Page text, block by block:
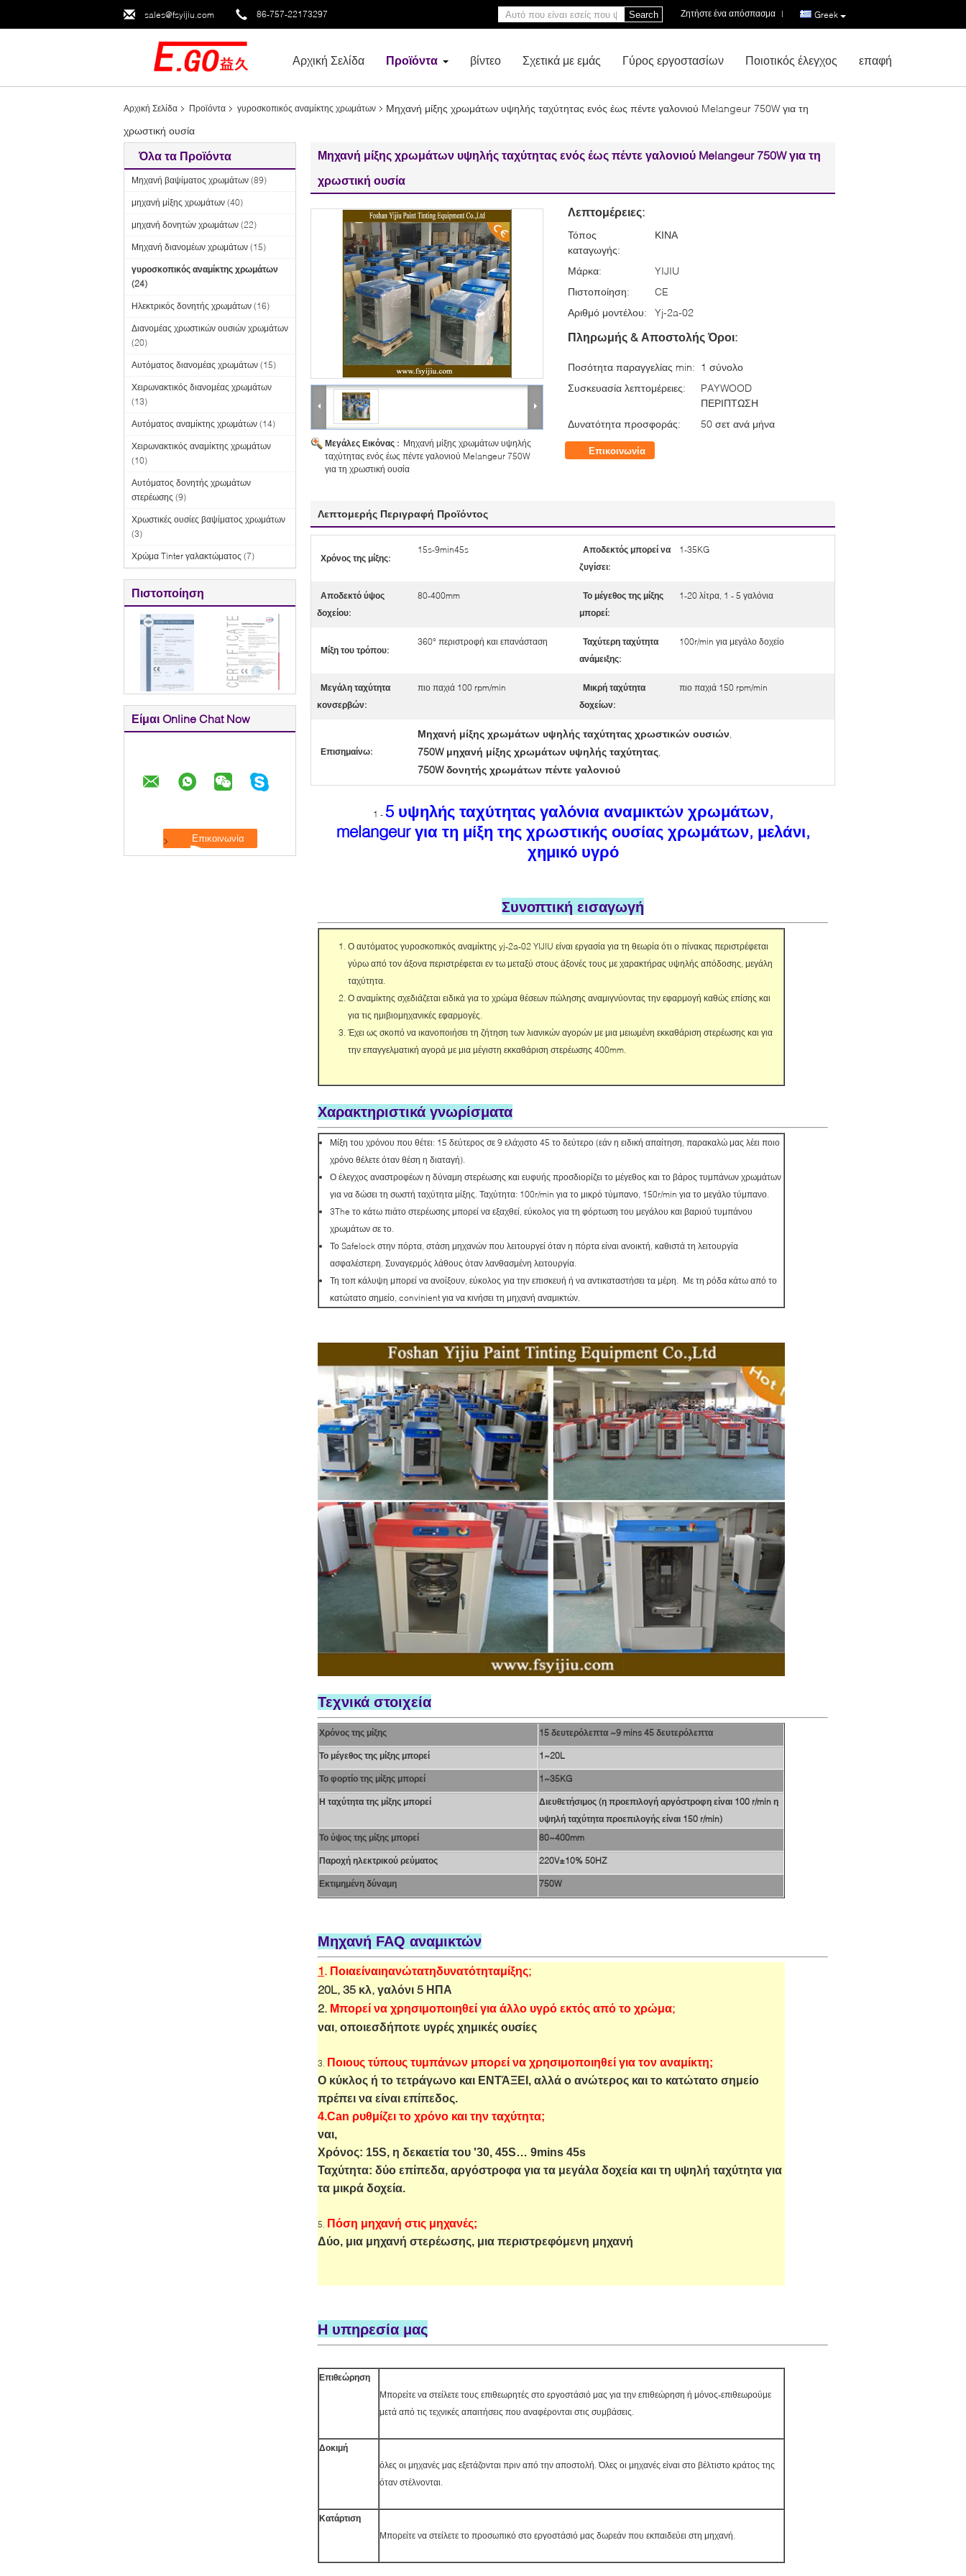
sales@fsyijiu.com 86-757-22173297 Greek
Ζητήστε ένα απόσπασμα |
Search
Αρχική Σελίδα Προϊόντα βίντεο Σχετικά με εμάς Γύρος εργοστασίων Ποιοτικός έλεγχος επαφή
Αρχική Σελίδα Προϊόντα γυροσκοπικός αναμίκτης χρωμάτων
Μηχανή μίξης χρωμάτων υψηλής ταχύτητας ενός έως πέντε γαλονιού Melangeur 750W για τη
χρωστική ουσία
Όλα τα Προϊόντα
Μηχανή βαψίματος χρωμάτων (89)
μηχανή μίξης χρωμάτων (40)
μηχανή δονητών χρωμάτων (22)
Μηχανή διανομέων χρωμάτων (15)
γυροσκοπικός αναμίκτης χρωμάτων
(24)
Ηλεκτρικός δονητής χρωμάτων (16)
Διανομέας χρωστικών ουσιών χρωμάτων
(20)
Αυτόματος διανομέας χρωμάτων (15)
Χειρωνακτικός διανομέας χρωμάτων
(13)
Αυτόματος αναμίκτης χρωμάτων (14)
Χειρωνακτικός αναμίκτης χρωμάτων
(10)
Αυτόματος δονητής χρωμάτων
στερέωσης (9)
Χρωστικές ουσίες βαψίματος χρωμάτων
(3)
Χρώμα Tinter γαλακτώματος (7)
Πιστοποίηση
Είμαι Online Chat Now
Μηχανή μίξης χρωμάτων υψηλής ταχύτητας ενός έως πέντε γαλονιού Melangeur 750W για τη
χρωστική ουσία
Μεγάλες Εικόνας : Μηχανή μίξης χρωμάτων υψηλής
ταχύτητας ενός έως πέντε γαλονιού Melangeur 750W
για τη χρωστική ουσία
Λεπτομέρειες:
Τόπος
καταγωγής:
ΚΙΝΑ
Μάρκα:
YIJIU
Πιστοποίηση:
CE
Αριθμό μοντέλου:
Yj-2a-02
Πληρωμής & Αποστολής Όροι:
Ποσότητα παραγγελίας min: 1 σύνολο
Συσκευασία λεπτομέρειες:
PAYWOOD
ΠΕΡΙΠΤΩΣΗ
Δυνατότητα προσφοράς:
50 σετ ανά μήνα
Επικοινωνία
Λεπτομερής Περιγραφή Προϊόντος
Χρόνος της μίξης:
15s-9min45s
Αποδεκτός μπορεί να
ζυγίσει:
1-35KG
Αποδεκτό ύψος
δοχείου:
80-400mm
Το μέγεθος της μίξης
μπορεί:
1-20 λίτρα, 1 - 5 γαλόνια
Μίξη του τρόπου:
360° περιστροφή και επανάσταση
Ταχύτερη ταχύτητα
ανάμειξης:
100r/min για μεγάλο δοχείο
Μεγάλη ταχύτητα
κονσερβών:
πιο παχιά 100 rpm/min
Μικρή ταχύτητα
δοχείων:
πιο παχιά 150 rpm/min
Επισημαίνω:
Μηχανή μίξης χρωμάτων υψηλής ταχύτητας χρωστικών ουσιών,
750W μηχανή μίξης χρωμάτων υψηλής ταχύτητας,
750W δονητής χρωμάτων πέντε γαλονιού
1 - 5 υψηλής ταχύτητας γαλόνια αναμικτών χρωμάτων,
melangeur για τη μίξη της χρωστικής ουσίας χρωμάτων, μελάνι,
χημικό υγρό
Συνοπτική εισαγωγή
Ο αυτόματος γυροσκοπικός αναμίκτης yj-2a-02 YIJIU είναι εργασία για τη θεωρία ότι ο πίνακας περιστρέφεται
γύρω από τον άξονα περιστρέφεται εν τω μεταξύ στους άξονές τους με χαρακτήρας υψηλής απόδοσης, μεγάλη
ταχύτητα.
Ο αναμίκτης σχεδιάζεται ειδικά για το χρώμα θέσεων πώλησης αναμιγνύοντας την εφαρμογή καθώς επίσης και
για τις ημιβιομηχανικές εφαρμογές.
Έχει ως σκοπό να ικανοποιήσει τη ζήτηση των λιανικών αγορών με μια μειωμένη εκκαθάριση στερέωσης και για
την επαγγελματική αγορά με μια μέγιστη εκκαθάριση στερέωσης 400mm.
Χαρακτηριστικά γνωρίσματα
Μίξη του χρόνου που θέτει: 15 δεύτερος σε 9 ελάχιστο 45 το δεύτερο (εάν η ειδική απαίτηση, παρακαλώ μας λέει ποιο
χρόνο θέλετε όταν θέση η διαταγή).
Ο έλεγχος αναστροφέων η δύναμη στερέωσης και ευφυής προσδιορίζει το μέγεθος και το βάρος τυμπάνων χρωμάτων
για να δώσει τη σωστή ταχύτητα μίξης. Ταχύτητα: 100r/min για το μικρό τύμπανο, 150r/min για το μεγάλο τύμπανο.
3The το κάτω πιάτο στερέωσης μπορεί να εξαχθεί, εύκολος για τη φόρτωση του μεγάλου και βαριού τυμπάνου
χρωμάτων σε το.
Το Safelock στην πόρτα, στάση μηχανών που λειτουργεί όταν η πόρτα είναι ανοικτή, καθιστά τη λειτουργία
ασφαλέστερη. Συναγερμός λάθους όταν λανθασμένη λειτουργία.
Τη τοπ κάλυψη μπορεί να ανοίξουν, εύκολος για την επισκευή ή να αντικαταστήσει τα μέρη. Με τη ρόδα κάτω από το
κατώτατο σημείο, convinient για να κινήσει τη μηχανή αναμικτών.
Τεχνικά στοιχεία
Χρόνος της μίξης 15 δευτερόλεπτα ~9 mins 45 δευτερόλεπτα
Το μέγεθος της μίξης μπορεί 1~20L
Το φορτίο της μίξης μπορεί 1~35KG
Η ταχύτητα της μίξης μπορεί
Διευθετήσιμος (η προεπιλογή αργόστροφη είναι 100 r/min η
υψηλή ταχύτητα προεπιλογής είναι 150 r/min)
Το ύψος της μίξης μπορεί
80~400mm
Παροχή ηλεκτρικού ρεύματος 220V±10% 50HZ
Εκτιμημένη δύναμη 750W
Μηχανή FAQ αναμικτών
1 . Ποιαείναιηανώτατηδυνατότηταμίξης;
20L, 35 κλ, γαλόνι 5 ΗΠΑ
2. Μπορεί να χρησιμοποιηθεί για άλλο υγρό εκτός από το χρώμα;
ναι, οποιεσδήποτε υγρές χημικές ουσίες
3.
Ποιους τύπους τυμπάνων μπορεί να χρησιμοποιηθεί για τον αναμίκτη;
Ο κύκλος ή το τετράγωνο και ΕΝΤΆΞΕΙ, αλλά ο ανώτερος και το κατώτατο σημείο
πρέπει να είναι επίπεδος.
4.Can ρυθμίζει το χρόνο και την ταχύτητα;
ναι,
Χρόνος: 15S, η δεκαετία του '30, 45S… 9mins 45s
Ταχύτητα: δύο επίπεδα, αργόστροφα για τα μεγάλα δοχεία και τη υψηλή ταχύτητα για
τα μικρά δοχεία.
5.
Πόση μηχανή στις μηχανές;
Δύο, μια μηχανή στερέωσης, μια περιστρεφόμενη μηχανή
Η υπηρεσία μας
Επιθεώρηση
Μπορείτε να στείλετε τους επιθεωρητές στο εργοστάσιό μας για την επιθεώρηση ή μόνος-επιθεωρούμε
μετά από τις τεχνικές απαιτήσεις που αναφέρονται στις συμβάσεις.
Δοκιμή
όλες οι μηχανές μας εξετάζονται πριν από την αποστολή. Όλες οι μηχανές είναι στο βέλτιστο κράτος της
όταν στέλνονται.
Κατάρτιση
Μπορείτε να στείλετε το προσωπικό στο εργοστάσιό μας δωρεάν που εκπαιδεύει στη μηχανή.